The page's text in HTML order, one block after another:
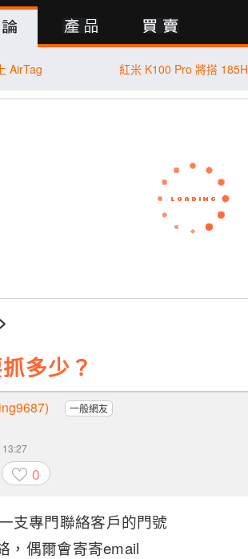
AirTag 紅米 K100 Pro 將搭
多少？
一般網友
0
支專門聯絡客戶的門號
，偶爾會寄寄email